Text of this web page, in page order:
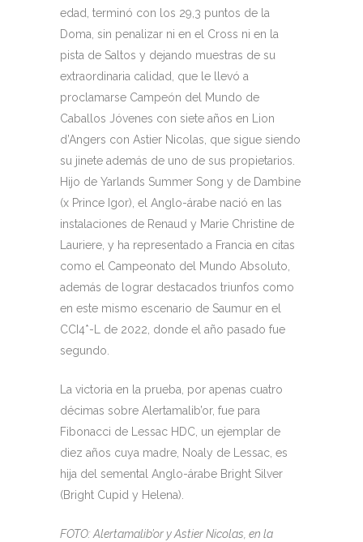
edad, terminó con los 29,3 puntos de la
Doma, sin penalizar ni en el Cross ni en la
pista de Saltos y dejando muestras de su
extraordinaria calidad, que le llevó a
proclamarse Campeón del Mundo de
Caballos Jóvenes con siete años en Lion
d’Angers con Astier Nicolas, que sigue siendo
su jinete además de uno de sus propietarios.
Hijo de Yarlands Summer Song y de Dambine
(x Prince Igor), el Anglo-árabe nació en las
instalaciones de Renaud y Marie Christine de
Lauriere, y ha representado a Francia en citas
como el Campeonato del Mundo Absoluto,
además de lograr destacados triunfos como
en este mismo escenario de Saumur en el
CCI4*-L de 2022, donde el año pasado fue
segundo.
La victoria en la prueba, por apenas cuatro
décimas sobre Alertamalib’or, fue para
Fibonacci de Lessac HDC, un ejemplar de
diez años cuya madre, Noaly de Lessac, es
hija del semental Anglo-árabe Bright Silver
(Bright Cupid y Helena).
FOTO: Alertamalib’or y Astier Nicolas, en la